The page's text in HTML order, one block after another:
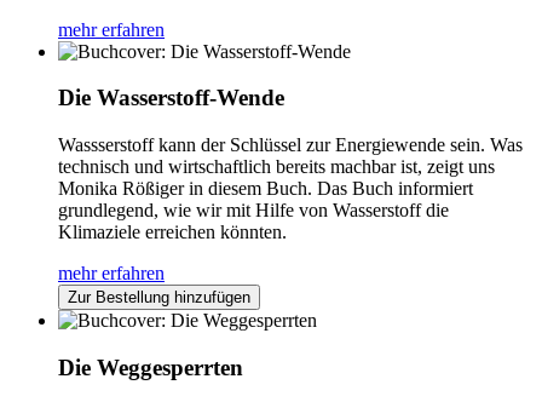
mehr erfahren
Die Wasserstoff-Wende
Wassserstoff kann der Schlüssel zur Energiewende sein. Was
technisch und wirtschaftlich bereits machbar ist, zeigt uns
Monika Rößiger in diesem Buch. Das Buch informiert
grundlegend, wie wir mit Hilfe von Wasserstoff die
Klimaziele erreichen könnten.
mehr erfahren
Zur Bestellung hinzufügen
Die Weggesperrten